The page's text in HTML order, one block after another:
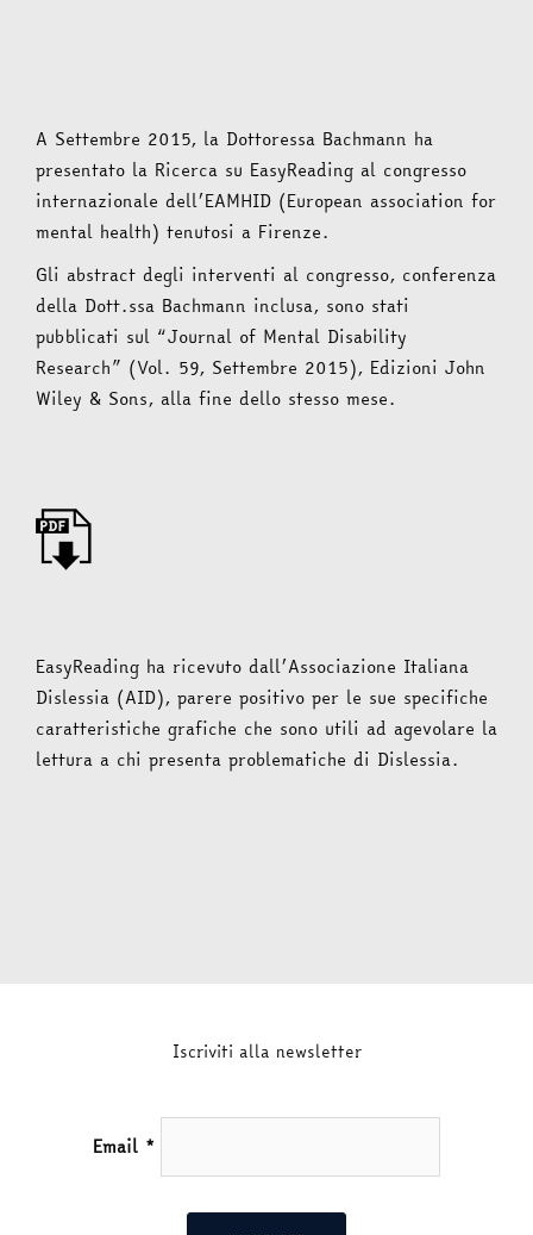
A Settembre 2015, la Dottoressa Bachmann ha
presentato la Ricerca su EasyReading al congresso
internazionale dell’EAMHID (European association for
mental health) tenutosi a Firenze.
Gli abstract degli interventi al congresso, conferenza
della Dott.ssa Bachmann inclusa, sono stati
pubblicati sul “Journal of Mental Disability
Research” (Vol. 59, Settembre 2015), Edizioni John
Wiley & Sons, alla fine dello stesso mese.
EasyReading ha ricevuto dall’Associazione Italiana
Dislessia (AID), parere positivo per le sue speciﬁche
caratteristiche graﬁche che sono utili ad agevolare la
lettura a chi presenta problematiche di Dislessia.
Iscriviti alla newsletter
Email *